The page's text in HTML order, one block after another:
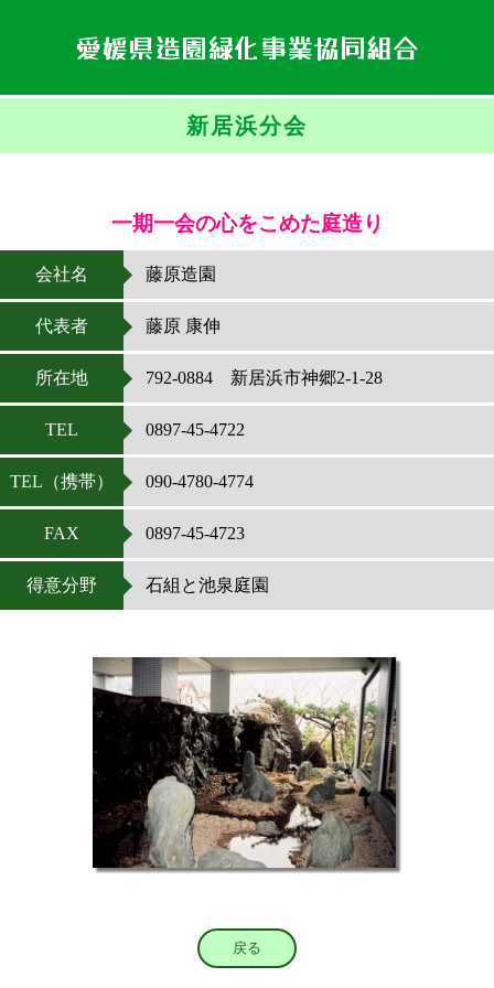
愛媛県造園緑化事業協同組合
新居浜分会
一期一会の心をこめた庭造り
会社名 藤原造園
代表者 藤原 康伸
所在地 792-0884 新居浜市神郷2-1-28
TEL 0897-45-4722
TEL（携帯） 090-4780-4774
FAX 0897-45-4723
得意分野 石組と池泉庭園
戻る